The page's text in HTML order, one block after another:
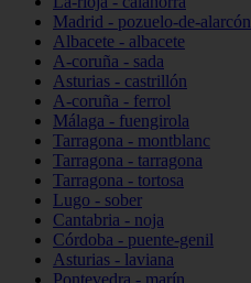
Madrid - pozuelo-de-alarcón
Albacete - albacete
A-coruña - sada
Asturias - castrillón
A-coruña - ferrol
Málaga - fuengirola
Tarragona - montblanc
Tarragona - tarragona
Tarragona - tortosa
Lugo - sober
Cantabria - noja
Córdoba - puente-genil
Asturias - laviana
Pontevedra - marín